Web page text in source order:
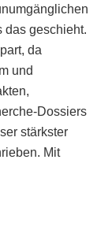
das geschieht.
da
und
Dossiers
stärkster
Mit